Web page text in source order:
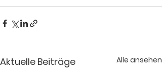
Aktuelle Beiträge Alle ansehen